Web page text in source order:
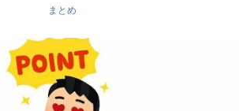
まとめ